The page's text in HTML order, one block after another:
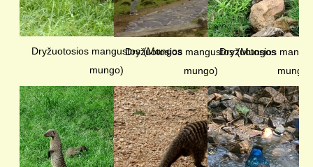
Dryžuotosios mangustos (Mungos
mungo)
Dryžuotosios mangustos (Mungos
mungo)
Dryžuotosios
mungo)